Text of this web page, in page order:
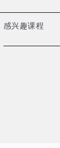
感兴趣课程